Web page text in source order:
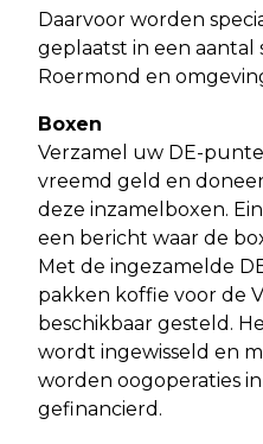
Daarvoor worden
geplaatst in een
Roermond en
Boxen
Verzamel uw DE-
vreemd geld en
deze inzamelboxen.
een bericht waar de
Met de ingezamelde
pakken koffie voor de
beschikbaar gesteld.
wordt ingewisseld en
worden oogoperaties
gefinancierd.